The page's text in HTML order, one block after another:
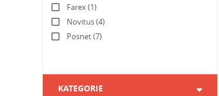
Farex (1)
Novitus (4)
Posnet (7)
KATEGORIE